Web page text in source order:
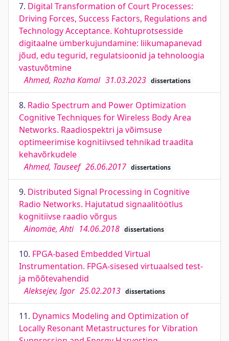
7. Digital Transformation of Court Processes:
Driving Forces, Success Factors, Regulations and
Technology Acceptance. Kohtuprotsesside
digitaalne ümberkujundamine: liikumapanevad
jõud, edu tegurid, regulatsioonid ja tehnoloogia
vastuvõtmine
Ahmed, Rozha Kamal 31.03.2023 dissertations
8. Radio Spectrum and Power Optimization
Cognitive Techniques for Wireless Body Area
Networks. Raadiospektri ja võimsuse
optimeerimise kognitiivsed tehnikad traadita
kehavõrkudele
Ahmed, Tauseef 26.06.2017 dissertations
9. Distributed Signal Processing in Cognitive
Radio Networks. Hajutatud signaalitöötlus
kognitiivse raadio võrgus
Ainomäe, Ahti 14.06.2018 dissertations
10. FPGA-based Embedded Virtual
Instrumentation. FPGA-sisesed virtuaalsed test-
ja mõõtevahendid
Aleksejev, Igor 25.02.2013 dissertations
11. Dynamics Modeling and Optimization of
Locally Resonant Metastructures for Vibration